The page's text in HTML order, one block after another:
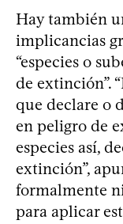
Hay también
implicancias
“especies o
de extinción”.
que declare o
en peligro de
especies así,
extinción”,
formalmente
para aplicar